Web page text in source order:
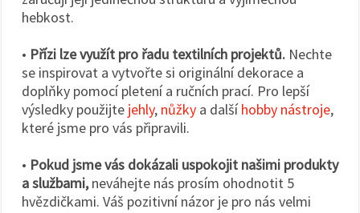
hebkost.
• Přízi lze využít pro řadu textilních projektů. Nechte
se inspirovat a vytvořte si originální dekorace a
doplňky pomocí pletení a ručních prací. Pro lepší
výsledky použijte jehly, nůžky a dalšíhobby nástroje,
které jsme pro vás připravili.
• Pokud jsme vás dokázali uspokojit našimi produkty
a službami,neváhejte nás prosím ohodnotit 5
hvězdičkami. Váš pozitivní názor je pro nás velmi